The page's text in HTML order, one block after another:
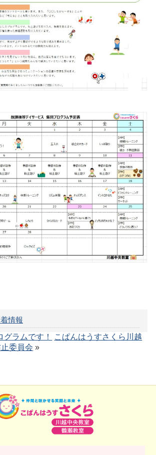
情報
グラムです！
こぱんはうすさくら川越
委員会 »